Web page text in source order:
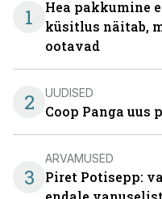
1
Hea pakkumine
küsitlus näitab,
ootavad
2 UUDISED
Coop Panga uus
3
ARVAMUSED
Piret Potisepp: